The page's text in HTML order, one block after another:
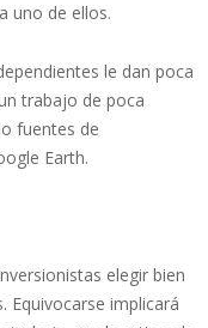
uno de ellos.
le dan poca
trabajo de poca
fuentes de
Earth.
elegir bien
Equivocarse implicará